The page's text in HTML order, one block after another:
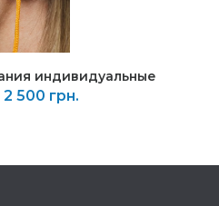
индивидуальные
2 500 грн.